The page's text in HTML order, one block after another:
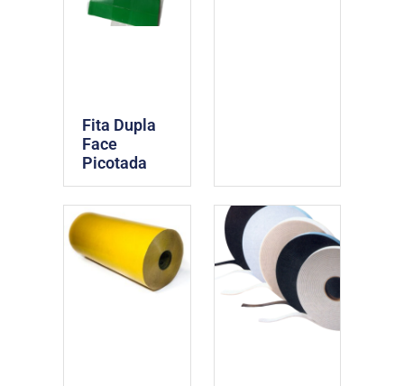
Fita Dupla
Face
Picotada